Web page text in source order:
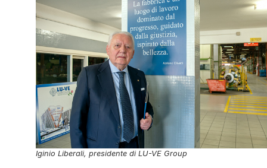
Iginio Liberali, presidente di LU-VE Group